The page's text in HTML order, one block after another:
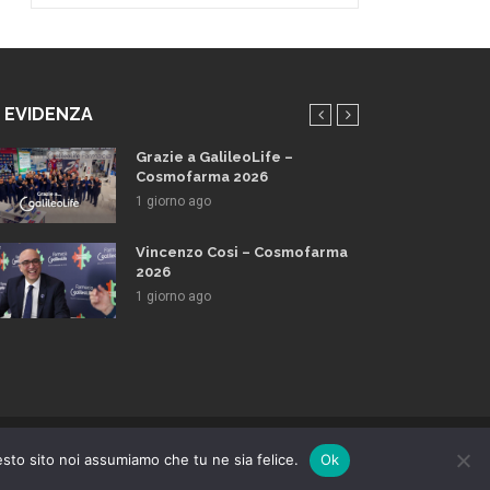
EVIDENZA
Grazie a GalileoLife –
Cosmofarma 2026
1 giorno ago
Vincenzo Cosi – Cosmofarma
2026
1 giorno ago
sito noi assumiamo che tu ne sia felice. Ok